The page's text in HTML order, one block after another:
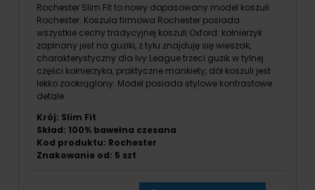
Rochester Slim Fit to nowy dopasowany model koszuli
Rochester. Koszula firmowa Rochester posiada
wszystkie cechy tradycyjnej koszuli Oxford: kołnierzyk
zapinany jest na guziki, z tyłu znajduję się wieszak,
charakterystyczny dla Ivy League trzeci guzik w tylnej
części kołnierzyka, praktyczne mankiety, dół koszuli jest
lekko zaokrąglony. Model posiada stylowe kontrastowe
detale
Krój: Slim Fit
Skład: 100% bawełna czesana
Kod produktu: Rochester
Znakowanie od: 5 szt